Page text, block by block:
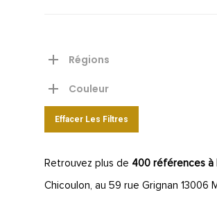
Régions
Couleur
Effacer Les Filtres
Retrouvez plus de 400 références à
Chicoulon, au 59 rue Grignan 13006